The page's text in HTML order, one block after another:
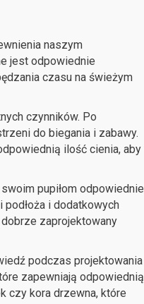
naszym
jest odpowiednie
czasu na świeżym
czynników. Po
do biegania i zabawy.
ilość cienia, aby
pupiłom odpowiednie
i dodatkowych
zaprojektowany
podczas projektowania
zapewniają odpowiednią
czy kora drzewna, które